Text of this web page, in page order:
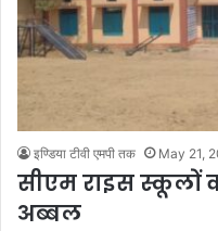
इण्डिया टीवी एमपी तक May 21,
सीएम राइस स्कूलों
अब्बल